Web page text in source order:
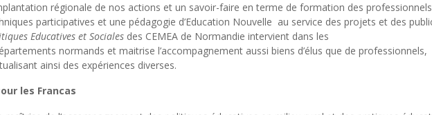
régionale de nos actions et un savoir-faire en terme de formation des
participatives et une pédagogie d’Education Nouvelle au service des projets et des
Educatives et Sociales des CEMEA de Normandie intervient dans les
normands et maitrise l’accompagnement aussi biens d’élus que de professionnels,
ainsi des expériences diverses.
les Francas